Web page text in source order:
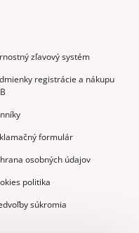
zľavový systém
registrácie a nákupu
formulár
osobných údajov
politika
súkromia